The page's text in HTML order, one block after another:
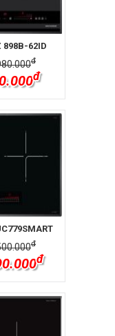
898B-62ID
đ
đ
đ
đ